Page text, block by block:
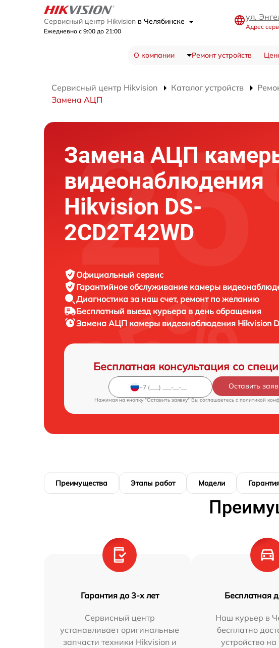
Сервисный центр Hikvision в Челябинске
Ежедневно с 9:00 до 21:00
ул.
Адрес
О компании Ремонт устройств
Сервисный центр Hikvision Каталог устройств
Замена АЦП
Замена АЦП
видеонаблюдения
Hikvision DS-
2CD2T42WD
Официальный сервис
Гарантийное обслуживание камеры
Диагностика за наш счет, ремонт по желанию
Бесплатный выезд курьера в день обращения
Замена АЦП камеры видеонаблюдения Hikvision
Бесплатная консультация со
Оставить
Нажимая на кнопку "Оставить заявку" Вы соглашаетесь c политикой
Преимущества Этапы работ Модели
Гарантия до 3-х лет
Сервисный центр
устанавливает оригинальные
запчасти техники Hikvision и
Бесплатная
Наш курьер в
бесплатно
устройство